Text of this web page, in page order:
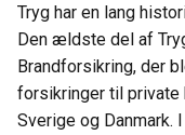
Tryg har en lang
Den ældste del af
Brandforsikring, der
forsikringer til private
Sverige og Danmark.